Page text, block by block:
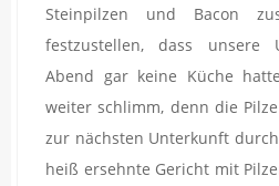
Steinpilzen und Bacon
festzustellen, dass unsere
Abend gar keine Küche
weiter schlimm, denn die
zur nächsten Unterkunft
heiß ersehnte Gericht mit